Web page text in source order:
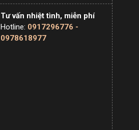
Tư vấn nhiệt tình, miễn phí
Hotline: 0917296776 -
0978618977